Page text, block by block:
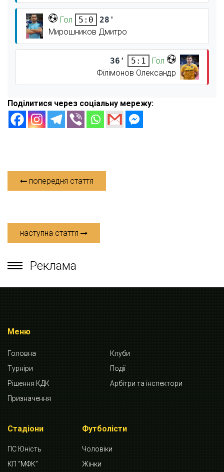
Гол 5:0
28'
Мирошников Дмитро
36' 5:1
Гол
Філімонов Олександр
Поділитися через соціальну мережу:
попередня стаття
наступна стаття
Реклама
Меню
Головна
Клуби
Турніри
Події
Рішення КДК
Арбітри та інспектори
Призначення
Стадіони
ПС Юність
КП “МФК”
Футболісти
Чоловіки
Жінки